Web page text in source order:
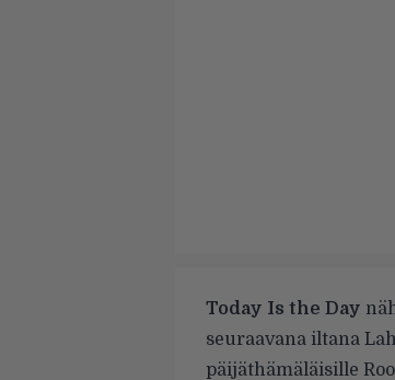
Today Is the Day
seuraavana iltana
päijäthämäläisille